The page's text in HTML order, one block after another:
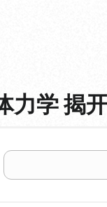
力学 揭